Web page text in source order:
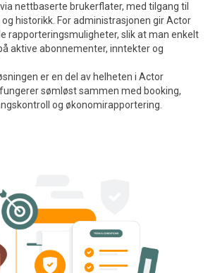
nettbaserte brukerflater, med tilgang til
historikk. For administrasjonen gir Actor
rapporteringsmuligheter, slik at man enkelt
aktive abonnementer, inntekter og
er en del av helheten i Actor
sømløst sammen med booking,
og økonomirapportering.